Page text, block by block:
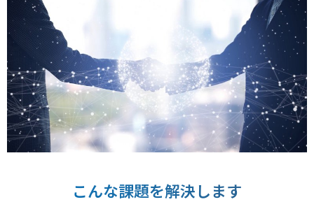
こんな課題を解決します